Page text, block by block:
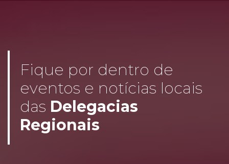
Fique por dentro de
eventos e notícias locais
das Delegacias
Regionais